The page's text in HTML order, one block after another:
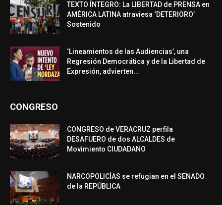
TEXTO ÍNTEGRO: La LIBERTAD de PRENSA en
AMÉRICA LATINA atraviesa ‘DETERIORO’
Sostenido
‘Lineamientos de las Audiencias’, una
Regresión Democrática y de la Libertad de
Expresión, advierten...
CONGRESO
CONGRESO de VERACRUZ perfila
DESAFUERO de dos ALCALDES de
Movimiento CIUDADANO
NARCOPOLICÍAS se refugian en el SENADO
de la REPÚBLICA